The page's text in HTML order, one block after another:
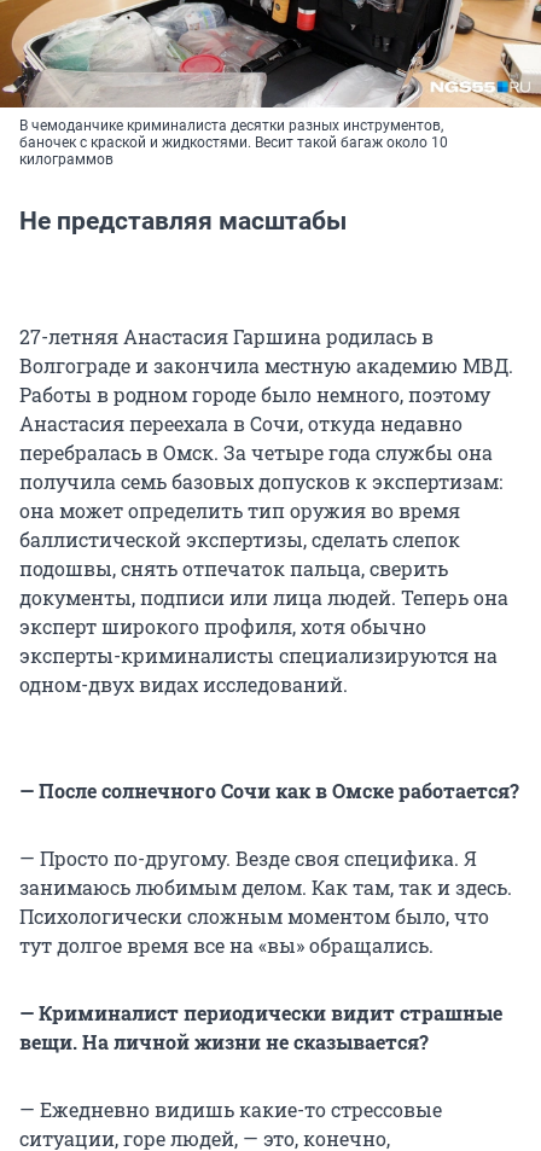
В чемоданчике криминалиста десятки разных инструментов,
баночек с краской и жидкостями. Весит такой багаж около 10
килограммов
Не представляя масштабы
27-летняя Анастасия Гаршина родилась в
Волгограде и закончила местную академию МВД.
Работы в родном городе было немного, поэтому
Анастасия переехала в Сочи, откуда недавно
перебралась в Омск. За четыре года службы она
получила семь базовых допусков к экспертизам:
она может определить тип оружия во время
баллистической экспертизы, сделать слепок
подошвы, снять отпечаток пальца, сверить
документы, подписи или лица людей. Теперь она
эксперт широкого профиля, хотя обычно
эксперты-криминалисты специализируются на
одном-двух видах исследований.
— После солнечного Сочи как в Омске работается?
— Просто по-другому. Везде своя специфика. Я
занимаюсь любимым делом. Как там, так и здесь.
Психологически сложным моментом было, что
тут долгое время все на «вы» обращались.
— Криминалист периодически видит страшные
вещи. На личной жизни не сказывается?
— Ежедневно видишь какие-то стрессовые
ситуации, горе людей, — это, конечно,